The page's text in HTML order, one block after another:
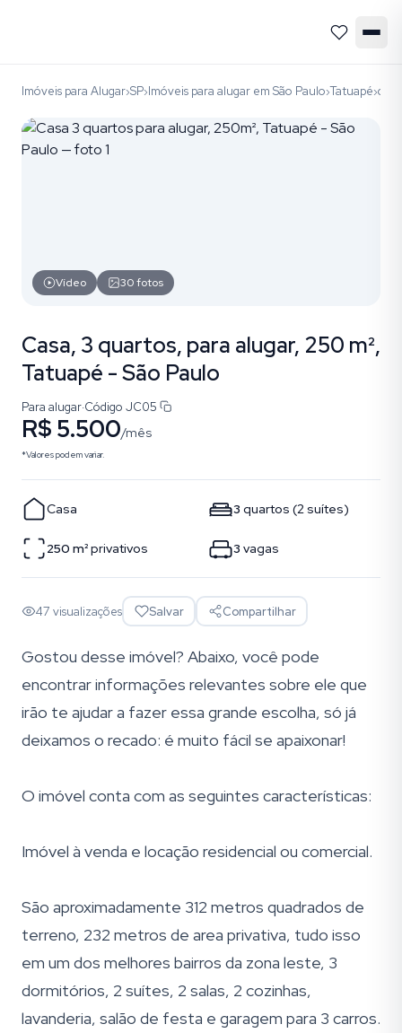
Imóveis para Alugar›SP›Imóveis para alugar em São Paulo›Tatuapé›
Vídeo 30fotos
Casa, 3 quartos, para alugar, 250 m²,
Tatuapé - São Paulo
Para alugar·Código JC05
R$ 5.500/mês
*Valores podem variar.
Casa 3 quartos (2suítes)
250 m²privativos 3 vagas
47 visualizações Salvar Compartilhar
Gostou desse imóvel? Abaixo, você pode
encontrar informações relevantes sobre ele que
irão te ajudar a fazer essa grande escolha, só já
deixamos o recado: é muito fácil se apaixonar!
O imóvel conta com as seguintes características:
Imóvel à venda e locação residencial ou comercial.
São aproximadamente 312 metros quadrados de
terreno, 232 metros de area privativa, tudo isso
em um dos melhores bairros da zona leste, 3
dormitórios, 2 suítes, 2 salas, 2 cozinhas,
lavanderia, salão de festa e garagem para 3 carros.